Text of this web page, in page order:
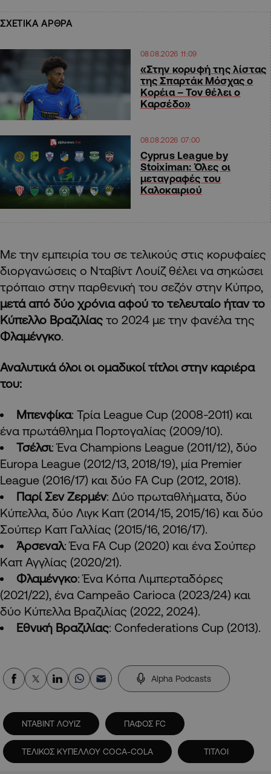
ΣΧΕΤΙΚΑ ΑΡΘΡΑ
08.08.2026 11:09
«Στην κορυφή της λίστας
της Σπαρτάκ Μόσχας ο
Κορέια – Τον θέλει ο
Καρσέδο»
08.08.2026 07:00
Cyprus League by
Stoiximan: Όλες οι
μεταγραφές του
Καλοκαιριού
Με την εμπειρία του σε τελικούς στις κορυφαίες
διοργανώσεις ο Νταβίντ Λουίζ θέλει να σηκώσει
τρόπαιο στην παρθενική του σεζόν στην Κύπρο,
μετά από δύο χρόνια αφού το τελευταίο ήταν το
Κύπελλο Βραζιλίας το 2024 με την φανέλα της
Φλαμένγκο.
Αναλυτικά όλοι οι ομαδικοί τίτλοι στην καριέρα
του:
Μπενφίκα: Τρία League Cup (2008-2011) και
ένα πρωτάθλημα Πορτογαλίας (2009/10).
Τσέλσι: Ένα Champions League (2011/12), δύο
Europa League (2012/13, 2018/19), μία Premier
League (2016/17) και δύο FA Cup (2012, 2018).
Παρί Σεν Ζερμέν: Δύο πρωταθλήματα, δύο
Κύπελλα, δύο Λιγκ Καπ (2014/15, 2015/16) και δύο
Σούπερ Καπ Γαλλίας (2015/16, 2016/17).
Άρσεναλ: Ένα FA Cup (2020) και ένα Σούπερ
Καπ Αγγλίας (2020/21).
Φλαμένγκο: Ένα Κόπα Λιμπερταδόρες
(2021/22), ένα Campeão Carioca (2023/24) και
δύο Κύπελλα Βραζιλίας (2022, 2024).
Εθνική Βραζιλίας: Confederations Cup (2013).
Alpha Podcasts
ΝΤΑΒΙΝΤ ΛΟΥΙΖ ΠΑΦΟΣ FC
ΤΕΛΙΚΟΣ ΚΥΠΕΛΛΟΥ COCA-COLA ΤΙΤΛΟΙ